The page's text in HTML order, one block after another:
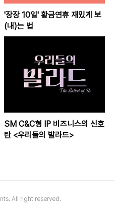
'장장 10일' 황금연휴 재밌게 보
(내)는 법
SM C&C형 IP 비즈니스의 신호
탄 <우리들의 발라드>
All right reserved.